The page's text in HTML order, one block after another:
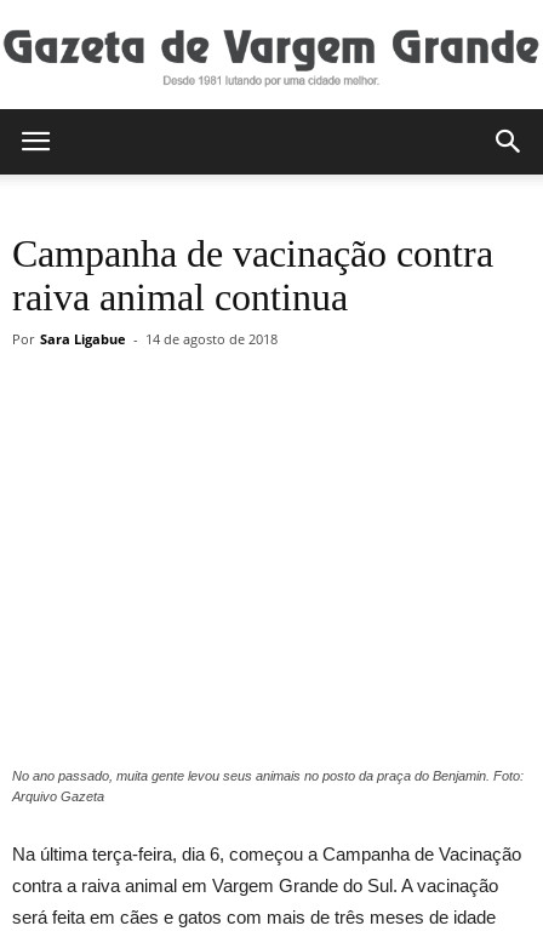
de
Campanha de vacinação contra
raiva animal continua
Por Sara Ligabue - 14 de agosto de 2018
No ano passado, muita gente levou seus animais no posto da praça do Benjamin. Foto:
Arquivo Gazeta
Na última terça-feira, dia 6, começou a Campanha de Vacinação
contra a raiva animal em Vargem Grande do Sul. A vacinação
será feita em cães e gatos com mais de três meses de idade